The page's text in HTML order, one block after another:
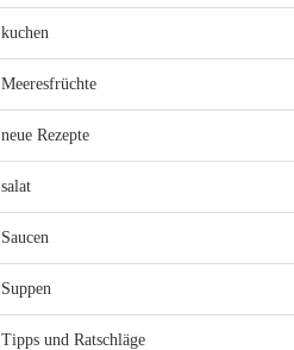
kuchen
Meeresfrüchte
neue Rezepte
salat
Saucen
Suppen
Tipps und Ratschläge